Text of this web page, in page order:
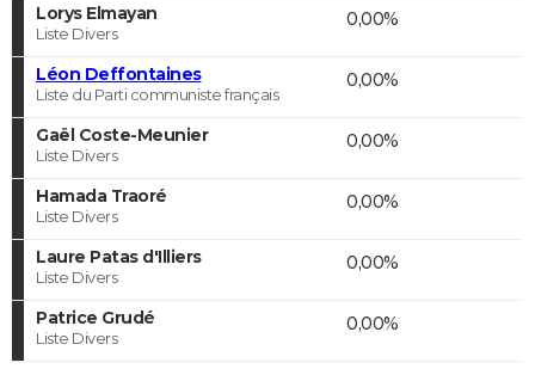
Lorys Elmayan
Liste Divers
0,00%
Léon Deffontaines
Liste du Parti communiste français
0,00%
Gaël Coste-Meunier
Liste Divers
0,00%
Hamada Traoré
Liste Divers
0,00%
Laure Patas d'Illiers
Liste Divers
0,00%
Patrice Grudé
Liste Divers
0,00%